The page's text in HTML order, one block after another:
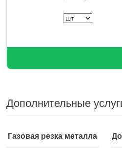
Дополнительные
Газовая резка металла